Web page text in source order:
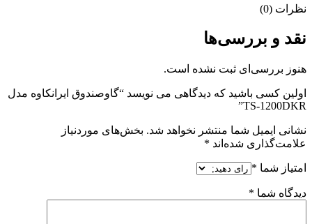
نظرات (0)
نقد و بررسی‌ها
هنوز بررسی‌ای ثبت نشده است.
اولین کسی باشید که دیدگاهی می نویسد “گاوصندوق ایرانکاوه مدل
TS-1200DKR”
نشانی ایمیل شما منتشر نخواهد شد. بخش‌های موردنیاز
علامت‌گذاری شده‌اند *
امتیاز شما *
دیدگاه شما *